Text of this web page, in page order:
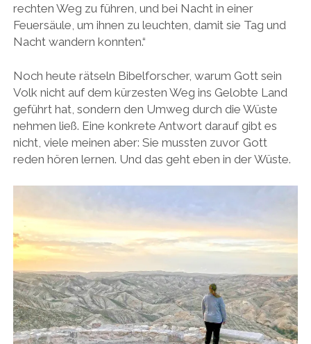
rechten Weg zu führen, und bei Nacht in einer
Feuersäule, um ihnen zu leuchten, damit sie Tag und
Nacht wandern konnten.“
Noch heute rätseln Bibelforscher, warum Gott sein
Volk nicht auf dem kürzesten Weg ins Gelobte Land
geführt hat, sondern den Umweg durch die Wüste
nehmen ließ. Eine konkrete Antwort darauf gibt es
nicht, viele meinen aber: Sie mussten zuvor Gott
reden hören lernen. Und das geht eben in der Wüste.